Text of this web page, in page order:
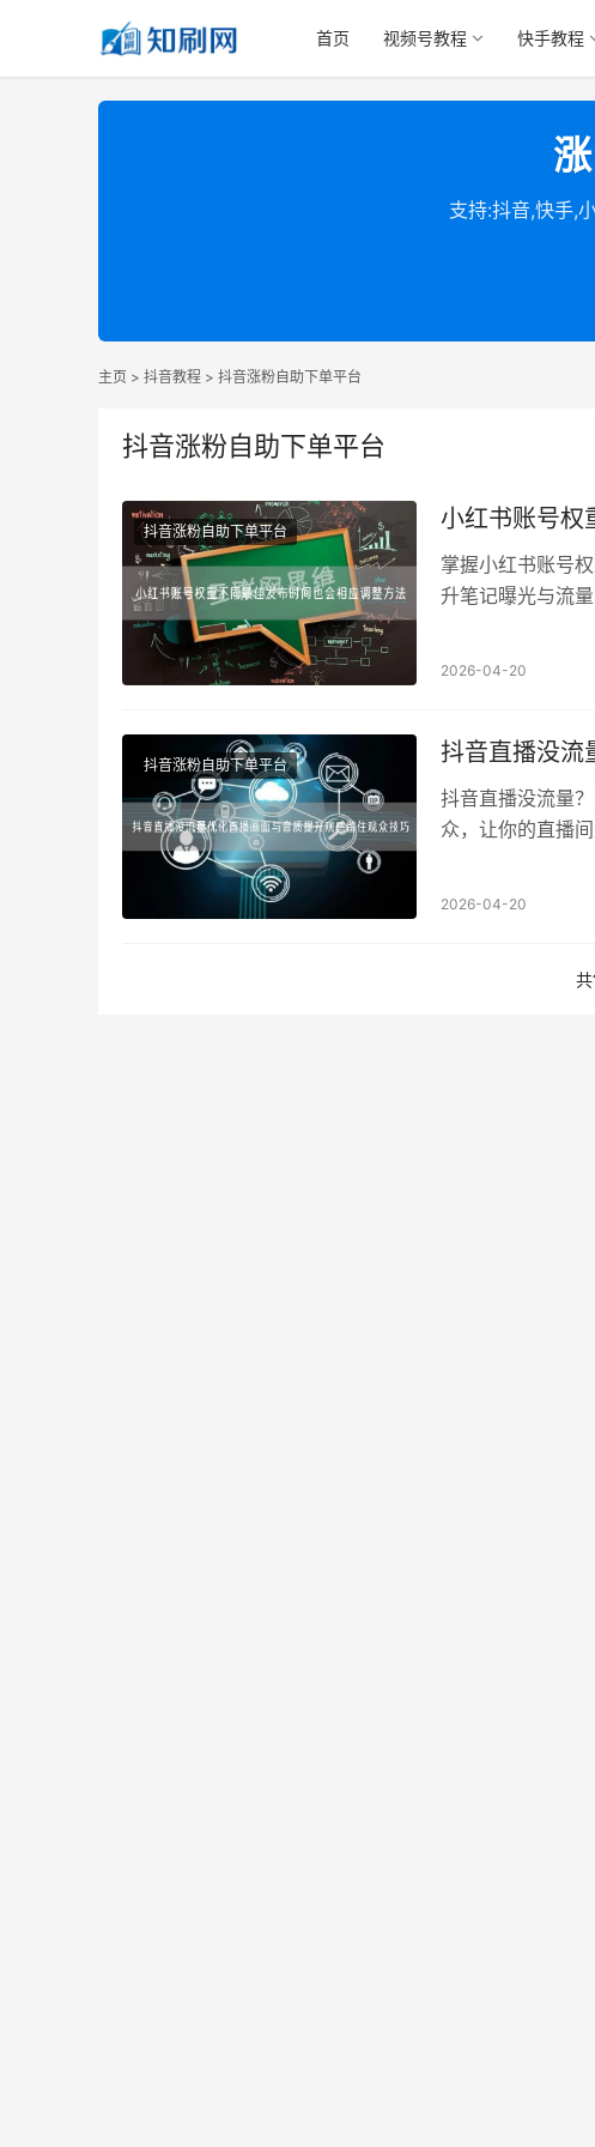
首页 视频号教程 快手教程
支持:抖音,快手,
主页 > 抖音教程 > 抖音涨粉自助下单平台
抖音涨粉自助下单平台
抖音涨粉自助下单平台 小红书账号权
掌握小红书账号
升笔记曝光与流
2026-04-20
抖音涨粉自助下单平台 抖音直播没流
抖音直播没流量
众，让你的直播间
2026-04-20
共